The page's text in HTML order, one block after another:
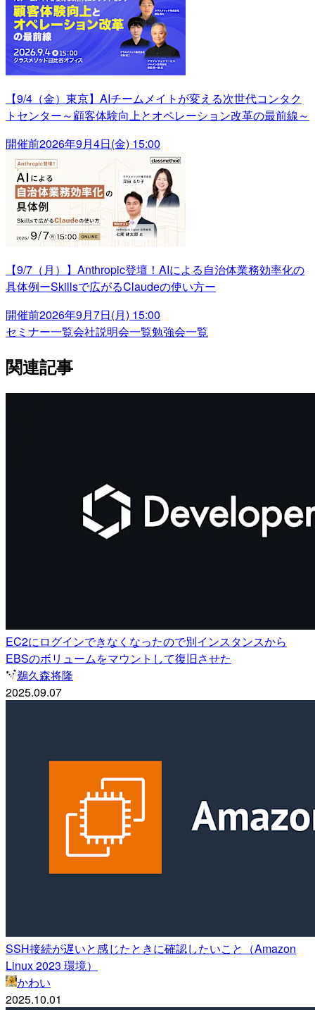
【9/4（金）東京】AIチームメイトが変える次世代コンタク
トセンター～顧客体験向上とオペレーション改革の最前線～
開催前2026年9月4日(金) 15:00
【9/7（月）】Anthropic登壇！AIによる自治体業務効率化の
具体例ーSkillsで広がるClaudeの使い方ー
開催前2026年9月7日(月) 15:00
セミナー一覧会社説明会一覧勉強会一覧
関連記事
EC2にログインできなくなったので別インスタンスから
EBSのボリュームをマウントして復旧させた
鵜久森将隆
2025.09.07
SSH接続が遅いと感じたときに確認したいこと（Amazon
Linux 2023 環境）
かわい
2025.10.01